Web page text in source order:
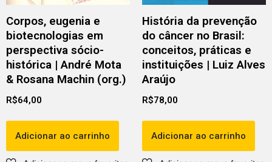
Corpos, eugenia e
biotecnologias em
perspectiva sócio-
histórica | André Mota
& Rosana Machin (org.)
R$64,00
Adicionar ao carrinho
História da prevenção
do câncer no Brasil:
conceitos, práticas e
instituições | Luiz Alves
Araújo
R$78,00
Adicionar ao carrinho